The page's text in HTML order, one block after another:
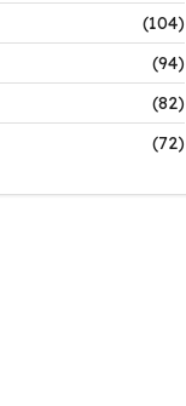
(104)
(94)
(82)
(72)